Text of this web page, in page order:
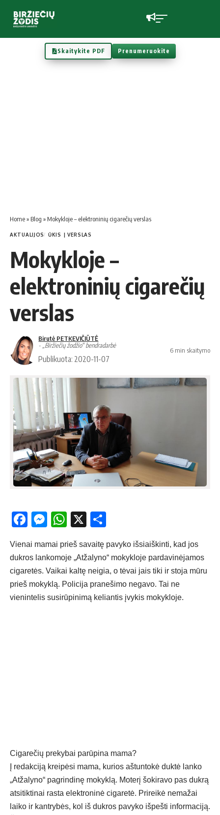
Skaitykite PDF Prenumeruokite
Home» Blog » Mokykloje – elektroninių cigarečių verslas
AKTUALIJOS ŪKIS | VERSLAS
Mokykloje –
elektroninių cigarečių
verslas
Birutė PETKEVIČIŪTĖ
- „Biržiečių žodžio“ bendradarbė
Publikuota: 2020-11-07
6 min skaitymo
Facebook
Messenger
WhatsApp
X
Vienai mamai prieš savaitę pavyko išsiaiškinti, kad jos
dukros lankomoje „Atžalyno“ mokykloje pardavinėjamos
cigaretės. Vaikai kaltę neigia, o tėvai jais tiki ir stoja mūru
prieš mokyklą. Policija pranešimo negavo. Tai ne
vienintelis susirūpinimą keliantis įvykis mokykloje.
Cigarečių prekybai parūpina mama?
Į redakciją kreipėsi mama, kurios aštuntokė duktė lanko
„Atžalyno“ pagrindinę mokyklą. Moterį šokiravo pas dukrą
atsitiktinai rasta elektroninė cigaretė. Prireikė nemažai
laiko ir kantrybės, kol iš dukros pavyko išpešti informaciją.